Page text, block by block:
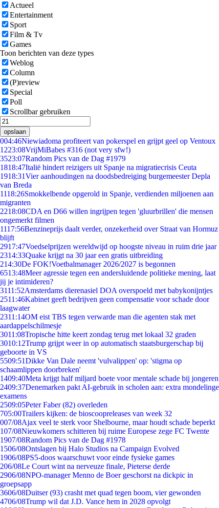
Actueel
Entertainment
Sport
Film & Tv
Games
Toon berichten van deze types
Weblog
Column
(P)review
Special
Poll
Scrollbar gebruiken
opslaan
004:46Niewiadoma profiteert van pokerspel en grijpt geel op Ventoux
1223:08VrijMiBabes #316 (not very sfw!)
3523:07Random Pics van de Dag #1979
1818:47Italië hindert reizigers uit Spanje na migratiecrisis Ceuta
1918:31Vier aanhoudingen na doodsbedreiging burgemeester Depla
van Breda
1118:26Smokkelbende opgerold in Spanje, verdienden miljoenen aan
migranten
2218:08CDA en D66 willen ingrijpen tegen 'gluurbrillen' die mensen
ongemerkt filmen
1117:56Benzineprijs daalt verder, onzekerheid over Straat van Hormuz
blijft
2917:47Voedselprijzen wereldwijd op hoogste niveau in ruim drie jaar
2314:33Quake krijgt na 30 jaar een gratis uitbreiding
214:30De FOK!Voetbalmanager 2026/2027 is begonnen
6513:48Meer agressie tegen een andersluidende politieke mening, laat
jij je intimideren?
3111:52Amsterdams dierenasiel DOA overspoeld met babykonijntjes
2511:46Kabinet geeft bedrijven geen compensatie voor schade door
laagwater
2311:14OM eist TBS tegen verwarde man die agenten stak met
aardappelschilmesje
3011:08Tropische hitte keert zondag terug met lokaal 32 graden
3010:12Trump grijpt weer in op automatisch staatsburgerschap bij
geboorte in VS
5509:51Dikke Van Dale neemt 'vulvalippen' op: 'stigma op
schaamlippen doorbreken'
1409:40Meta krijgt half miljard boete voor mentale schade bij jongeren
2409:37Denemarken pakt AI-gebruik in scholen aan: extra mondelinge
examens
2509:05Peter Faber (82) overleden
705:00Trailers kijken: de bioscoopreleases van week 32
007/08Ajax veel te sterk voor Shelbourne, maar houdt schade beperkt
107/08Nieuwkomers schitteren bij ruime Europese zege FC Twente
1907/08Random Pics van de Dag #1978
1506/08Ontslagen bij Halo Studios na Campaign Evolved
1906/08PS5-doos waarschuwt voor einde fysieke games
206/08Le Court wint na nerveuze finale, Pieterse derde
2906/08NPO-manager Menno de Boer geschorst na dickpic in
groepsapp
3606/08Duitser (93) crasht met quad tegen boom, vier gewonden
4706/08Trump wil dat J.D. Vance hem in 2028 opvolgt